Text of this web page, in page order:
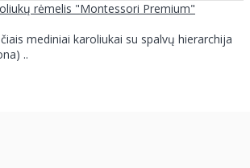
rėmelis "Montessori Premium"
mediniai karoliukai su spalvų hierarchija
..